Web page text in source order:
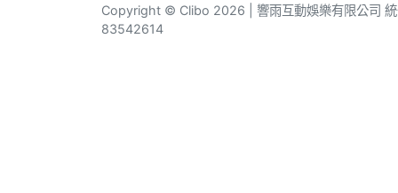
Copyright © Clibo 2026 | 響雨互動娛樂有限公司 統
83542614